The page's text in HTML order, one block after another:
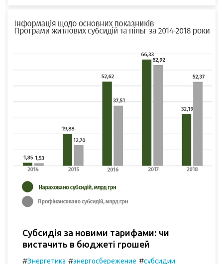
Субсидія за новими тарифами: чи
вистачить в бюджеті грошей
#Энергетика #энергосбережение #субсидии